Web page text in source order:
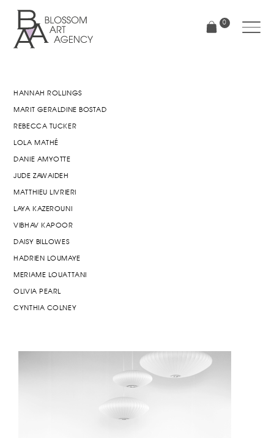
principal
0
HANNAH ROLLINGS
MARIT GERALDINE BOSTAD
REBECCA TUCKER
LOLA MATHÉ
DANIE AMYOTTE
JUDE ZAWAIDEH
MATTHIEU LIVRIERI
LAYA KAZEROUNI
VIBHAV KAPOOR
DAISY BILLOWES
HADRIEN LOUMAYE
MERIAME LOUATTANI
OLIVIA PEARL
CYNTHIA COLNEY